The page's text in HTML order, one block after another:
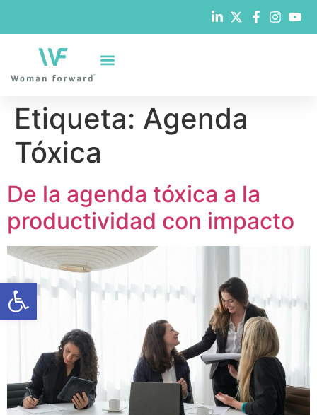
Abrir barra de herramientas
Etiqueta: Agenda
Tóxica
De la agenda tóxica a la
productividad con impacto